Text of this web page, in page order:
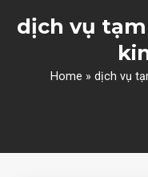
dịch vụ
Home » dịch vụ